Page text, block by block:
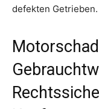
defekten Getrieben.